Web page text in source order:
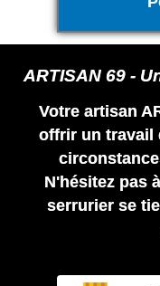
ARTISAN 69 -
Votre artisan
offrir un travail
N'hésitez pas
serrurier se